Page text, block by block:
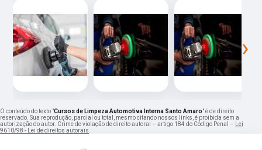
‹ ›
O conteúdo do texto "Cursos de Limpeza Automotiva Interna Santo Amaro" é de direito
reservado. Sua reprodução, parcial ou total, mesmo citando nossos links, é proibida sem a
autorização do autor. Crime de violação de direito autoral – artigo 184 do Código Penal –
Lei
9610/98 - Lei de direitos autorais